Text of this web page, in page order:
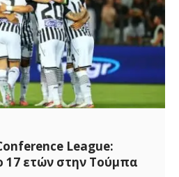
League:
17 ετών στην Τούμπα